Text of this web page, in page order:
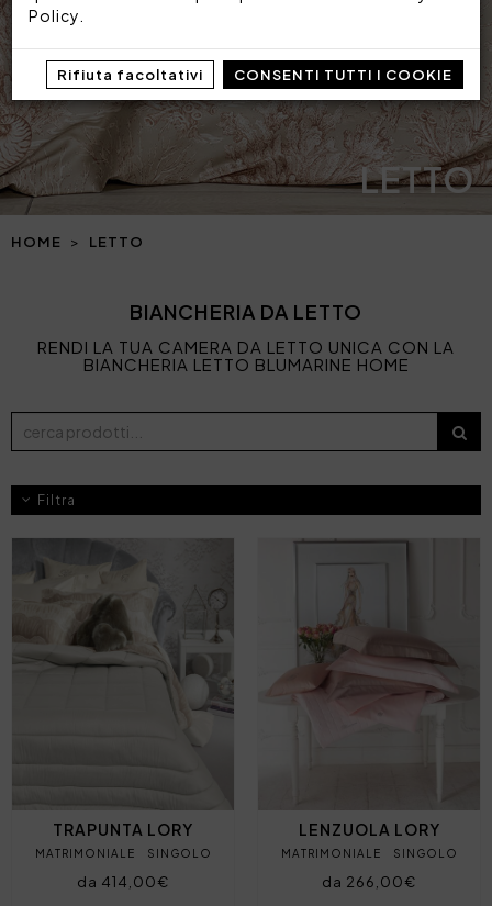
Policy
Rifiuta facoltativi CONSENTI TUTTI I COOKIE
LETTO
HOME LETTO
BIANCHERIA DA LETTO
RENDI LA TUA CAMERA DA LETTO UNICA CON LA
BIANCHERIA LETTO BLUMARINE HOME
Filtra
TRAPUNTA LORY
MATRIMONIALE SINGOLO
da 414,00€
LENZUOLA LORY
MATRIMONIALE SINGOLO
da 266,00€